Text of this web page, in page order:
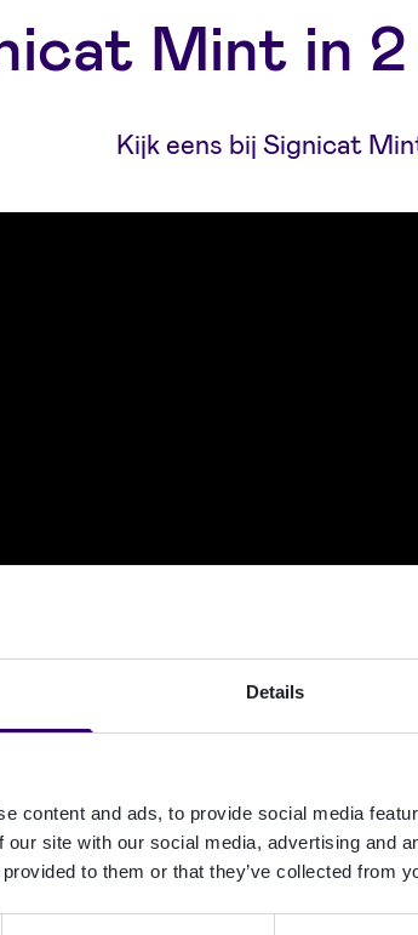
Details
content and ads, to provide social media
our site with our social media, advertising and
to them or that they’ve collected from
Mint in
Kijk eens bij Signicat